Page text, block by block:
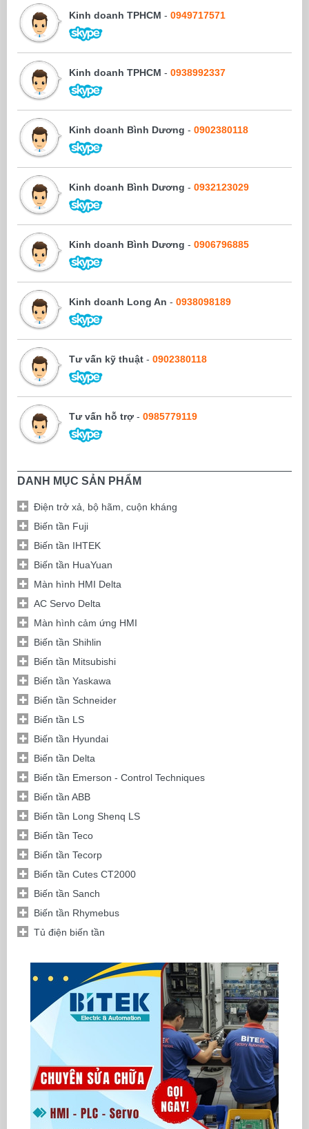
Kinh doanh TPHCM - 0949717571
Kinh doanh TPHCM - 0938992337
Kinh doanh Bình Dương - 0902380118
Kinh doanh Bình Dương - 0932123029
Kinh doanh Bình Dương - 0906796885
Kinh doanh Long An - 0938098189
Tư vấn kỹ thuật - 0902380118
Tư vấn hỗ trợ - 0985779119
DANH MỤC SẢN PHẨM
Điện trở xả, bộ hãm, cuộn kháng
Biến tần Fuji
Biến tần IHTEK
Biến tần HuaYuan
Màn hình HMI Delta
AC Servo Delta
Màn hình cảm ứng HMI
Biến tần Shihlin
Biến tần Mitsubishi
Biến tần Yaskawa
Biến tần Schneider
Biến tần LS
Biến tần Hyundai
Biến tần Delta
Biến tần Emerson - Control Techniques
Biến tần ABB
Biến tần Long Shenq LS
Biến tần Teco
Biến tần Tecorp
Biến tần Cutes CT2000
Biến tần Sanch
Biến tần Rhymebus
Tủ điện biến tần